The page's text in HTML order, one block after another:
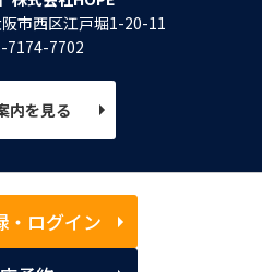
市西区江戸堀1-20-11
7174-7702
内を見る
・ログイン